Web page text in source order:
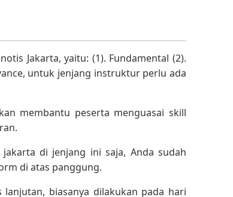
Jakarta, yaitu: (1). Fundamental (2).
untuk jenjang instruktur perlu ada
membantu peserta menguasai skill
di jenjang ini saja, Anda sudah
di atas panggung.
lanjutan, biasanya dilakukan pada hari